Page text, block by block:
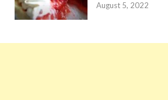
August 5, 2022